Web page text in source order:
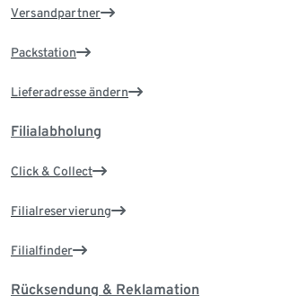
Versandpartner
Packstation
Lieferadresse ändern
Filialabholung
Click & Collect
Filialreservierung
Filialfinder
Rücksendung & Reklamation